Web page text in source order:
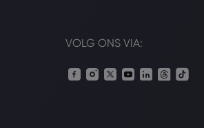
VOLG ONS VIA: